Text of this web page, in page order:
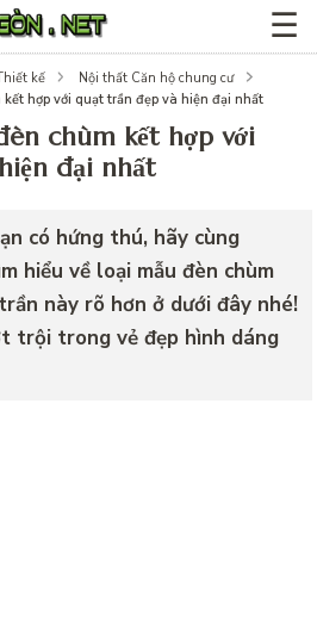
☰
kế
Nội thất Căn hộ chung cư
hợp với quạt trần đẹp và hiện đại nhất
chùm kết hợp với
đại nhất
có hứng thú, hãy cùng
hiểu về loại mẫu đèn chùm
này rõ hơn ở dưới đây nhé!
trội trong vẻ đẹp hình dáng